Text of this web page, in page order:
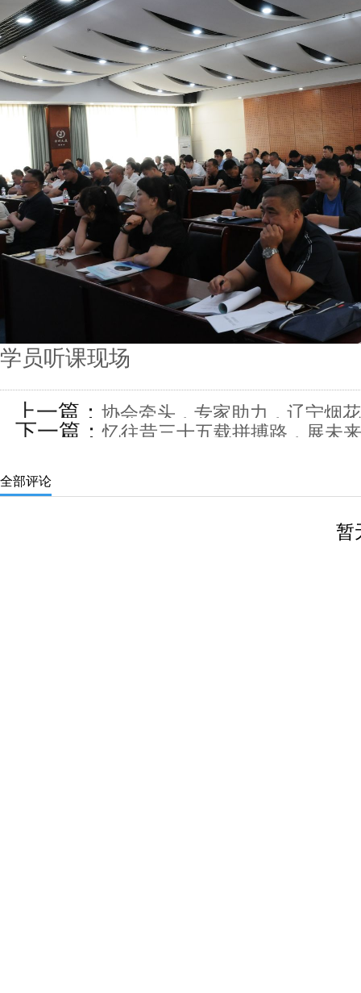
学员听课现场
上一篇： 协会牵头，专家助力，辽宁烟
下一篇：忆往昔三十五载拼搏路，展未
全部评论
暂